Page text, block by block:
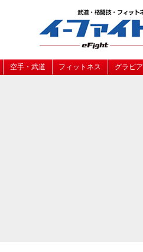
空手・武道 フィットネス グラビア